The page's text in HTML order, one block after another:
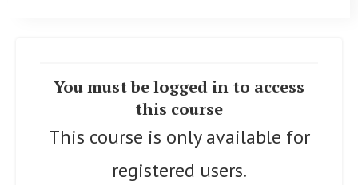
You must be logged in to access
this course
This course is only available for
registered users.